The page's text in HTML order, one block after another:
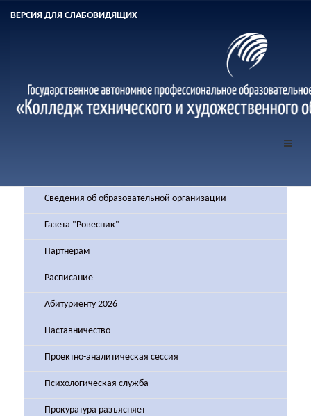
ВЕРСИЯ ДЛЯ СЛАБОВИДЯЩИХ
Сведения об образовательной организации
Газета "Ровесник"
Партнерам
Расписание
Абитуриенту 2026
Наставничество
Проектно-аналитическая сессия
Психологическая служба
Прокуратура разъясняет